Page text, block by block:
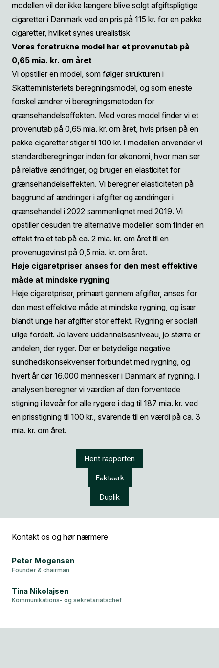
modellen vil der ikke længere blive solgt afgiftspligtige
cigaretter i Danmark ved en pris på 115 kr. for en pakke
cigaretter, hvilket synes urealistisk.
Vores foretrukne model har et provenutab på
0,65 mia. kr. om året
Vi opstiller en model, som følger strukturen i
Skatteministeriets beregningsmodel, og som eneste
forskel ændrer vi beregningsmetoden for
grænsehandelseffekten. Med vores model finder vi et
provenutab på 0,65 mia. kr. om året, hvis prisen på en
pakke cigaretter stiger til 100 kr. I modellen anvender vi
standardberegninger inden for økonomi, hvor man ser
på relative ændringer, og bruger en elasticitet for
grænsehandelseffekten. Vi beregner elasticiteten på
baggrund af ændringer i afgifter og ændringer i
grænsehandel i 2022 sammenlignet med 2019. Vi
opstiller desuden tre alternative modeller, som finder en
effekt fra et tab på ca. 2 mia. kr. om året til en
provenugevinst på 0,5 mia. kr. om året.
Høje cigaretpriser anses for den mest effektive
måde at mindske rygning
Høje cigaretpriser, primært gennem afgifter, anses for
den mest effektive måde at mindske rygning, og især
blandt unge har afgifter stor effekt. Rygning er socialt
ulige fordelt. Jo lavere uddannelsesniveau, jo større er
andelen, der ryger. Der er betydelige negative
sundhedskonsekvenser forbundet med rygning, og
hvert år dør 16.000 mennesker i Danmark af rygning. I
analysen beregner vi værdien af den forventede
stigning i leveår for alle rygere i dag til 187 mia. kr. ved
en prisstigning til 100 kr., svarende til en værdi på ca. 3
mia. kr. om året.
Hent rapporten
Faktaark
Duplik
Kontakt os og hør nærmere
Peter Mogensen
Founder & chairman
Tina Nikolajsen
Kommunikations- og sekretariatschef